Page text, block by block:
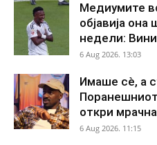
Медиумите
објавија
недели:
6 Aug 2026. 13:03
Имаше сè, а
откри мрачна
6 Aug 2026. 11:15